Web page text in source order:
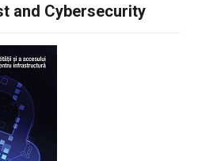
and Cybersecurity